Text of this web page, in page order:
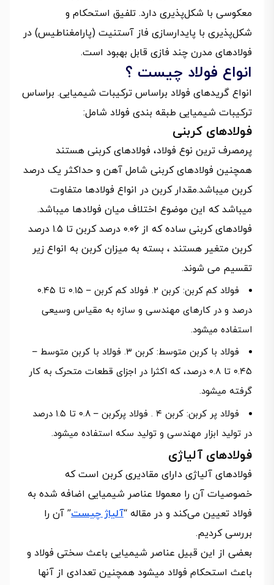
معکوسی با شکل‌پذیری دارد. تلفیق استحکام و
شکل‌پذیری با پایدارسازی فاز آستنیت (پارامغناطیس) در
فولادهای مدرن چند فازی قابل بهبود است.
انواع فولاد چیست ؟
انواع گریدهای فولاد براساس ترکیبات شیمیایی. براساس
ترکیبات شیمیایی طبقه بندی فولاد شامل:
فولادهای کربنی
پرمصرف ترین نوع فولاد، فولادهای کربنی هستند
همچنین فولادهای کربنی شامل آهن و حداکثر یک درصد
کربن میباشد.مقدار کربن در انواع فولادها متفاوت
میباشد که این موضوع اختلاف میان فولادها میباشد.
فولادهای کربنی ساده که از ۰.۰۶ درصد کربن تا ۱.۵ درصد
کربن متغیر هستند ، بسته به میزان کربن به انواع زیر
تقسیم می شوند.
فولاد کم کربن: کربن ۲. فولاد کم کربن – ۰.۱۵ تا ۰.۴۵
درصد و در کارهای مهندسی و سازه به مقیاس وسیعی
استفاده میشود.
فولاد با کربن متوسط: کربن ۳. فولاد با کربن متوسط –
۰.۴۵ تا ۰.۸ درصد، که اکثرا در اجزای قطعات متحرک به کار
گرفته میشود.
فولاد پر کربن: کربن ۴ . فولاد پرکربن – ۰.۸ تا ۱.۵ درصد
در تولید ابزار مهندسی و تولید سکه استفاده میشود.
فولادهای آلیاژی
فولادهای آلیاژی دارای مقادیری کربن است که
خصوصیات آن را معمولا عناصر شیمیایی اضافه شده به
فولاد تعیین می‌کند و در مقاله “آلیاژ چیست” آن را
بررسی کردیم.
بعضی از این قبیل عناصر شیمیایی باعث سختی فولاد و
باعث استحکام فولاد میشود همچنین تعدادی از آنها